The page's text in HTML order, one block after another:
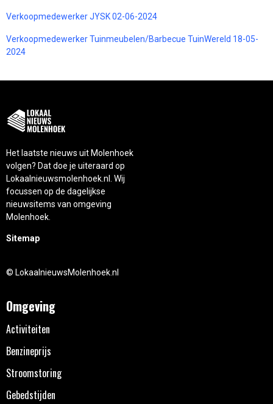
Verkoopmedewerker JYSK 02-06-2024
Verkoopmedewerker Tuinmeubelen/Barbecue TuinWereld 18-05-
2024
Het laatste nieuws uit Molenhoek
volgen? Dat doe je uiteraard op
Lokaalnieuwsmolenhoek.nl. Wij
focussen op de dagelijkse
nieuwsitems van omgeving
Molenhoek.
Sitemap
© LokaalnieuwsMolenhoek.nl
Omgeving
Activiteiten
Benzineprijs
Stroomstoring
Gebedstijden